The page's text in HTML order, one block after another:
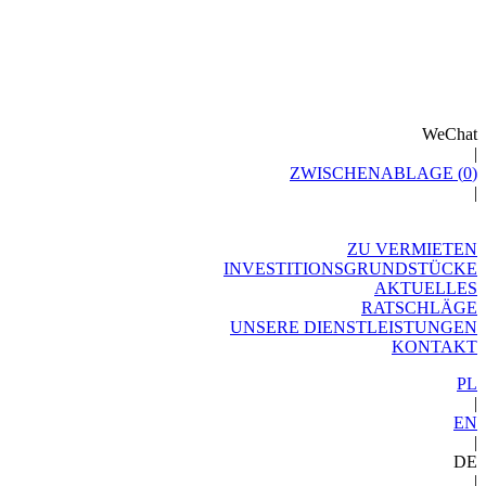
WeChat
|
ZWISCHENABLAGE (0)
|
ZU VERMIETEN
INVESTITIONSGRUNDSTÜCKE
AKTUELLES
RATSCHLÄGE
UNSERE DIENSTLEISTUNGEN
KONTAKT
PL
|
EN
|
DE
|